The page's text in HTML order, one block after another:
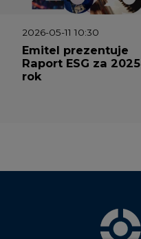
2026-05-11 10:30
Emitel prezentuje
Raport ESG za 2025
rok